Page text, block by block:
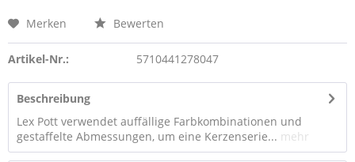
Merken Bewerten
Artikel-Nr.: 5710441278047
Beschreibung
Lex Pott verwendet auffällige Farbkombinationen und
gestaffelte Abmessungen, um eine Kerzenserie... mehr